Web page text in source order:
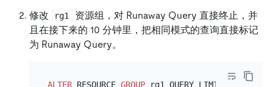
修改 rg1
资源组，对 Runaway Query 直接终止，并
且在接下来的 10 分钟里，把相同模式的查询直接标记
为 Runaway Query。
ALTER RESOURCE GROUP rg1 QUERY_LIMIT